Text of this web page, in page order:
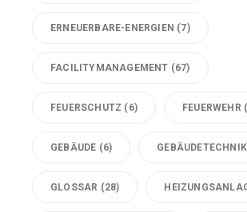
ERNEUERBARE-ENERGIEN (7)
FACILITYMANAGEMENT (67)
FEUERSCHUTZ (6) FEUERWEHR
GEBÄUDE (6) GEBÄUDETECHNIK
GLOSSAR (28)